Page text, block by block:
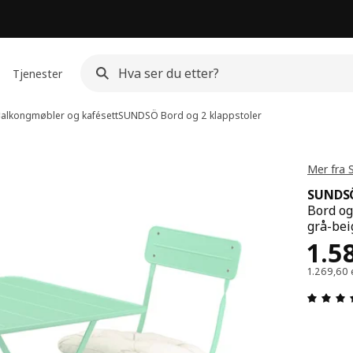
Tjenester
og kafésettSUNDSÖ Bord og 2 klappstoler
Mer fra
Bord
grå-
1.269,60